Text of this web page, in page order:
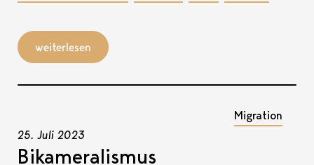
weiterlesen
Migration
25. Juli 2023
Bikameralismus